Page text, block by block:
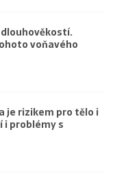
voňavého
je rizikem pro tělo i
i problémy s